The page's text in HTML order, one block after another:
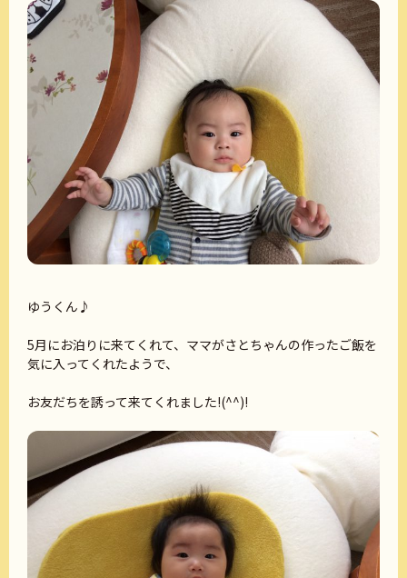
ゆうくん♪
5月にお泊りに来てくれて、ママがさとちゃんの作ったご飯を
気に入ってくれたようで、
お友だちを誘って来てくれました!(^^)!